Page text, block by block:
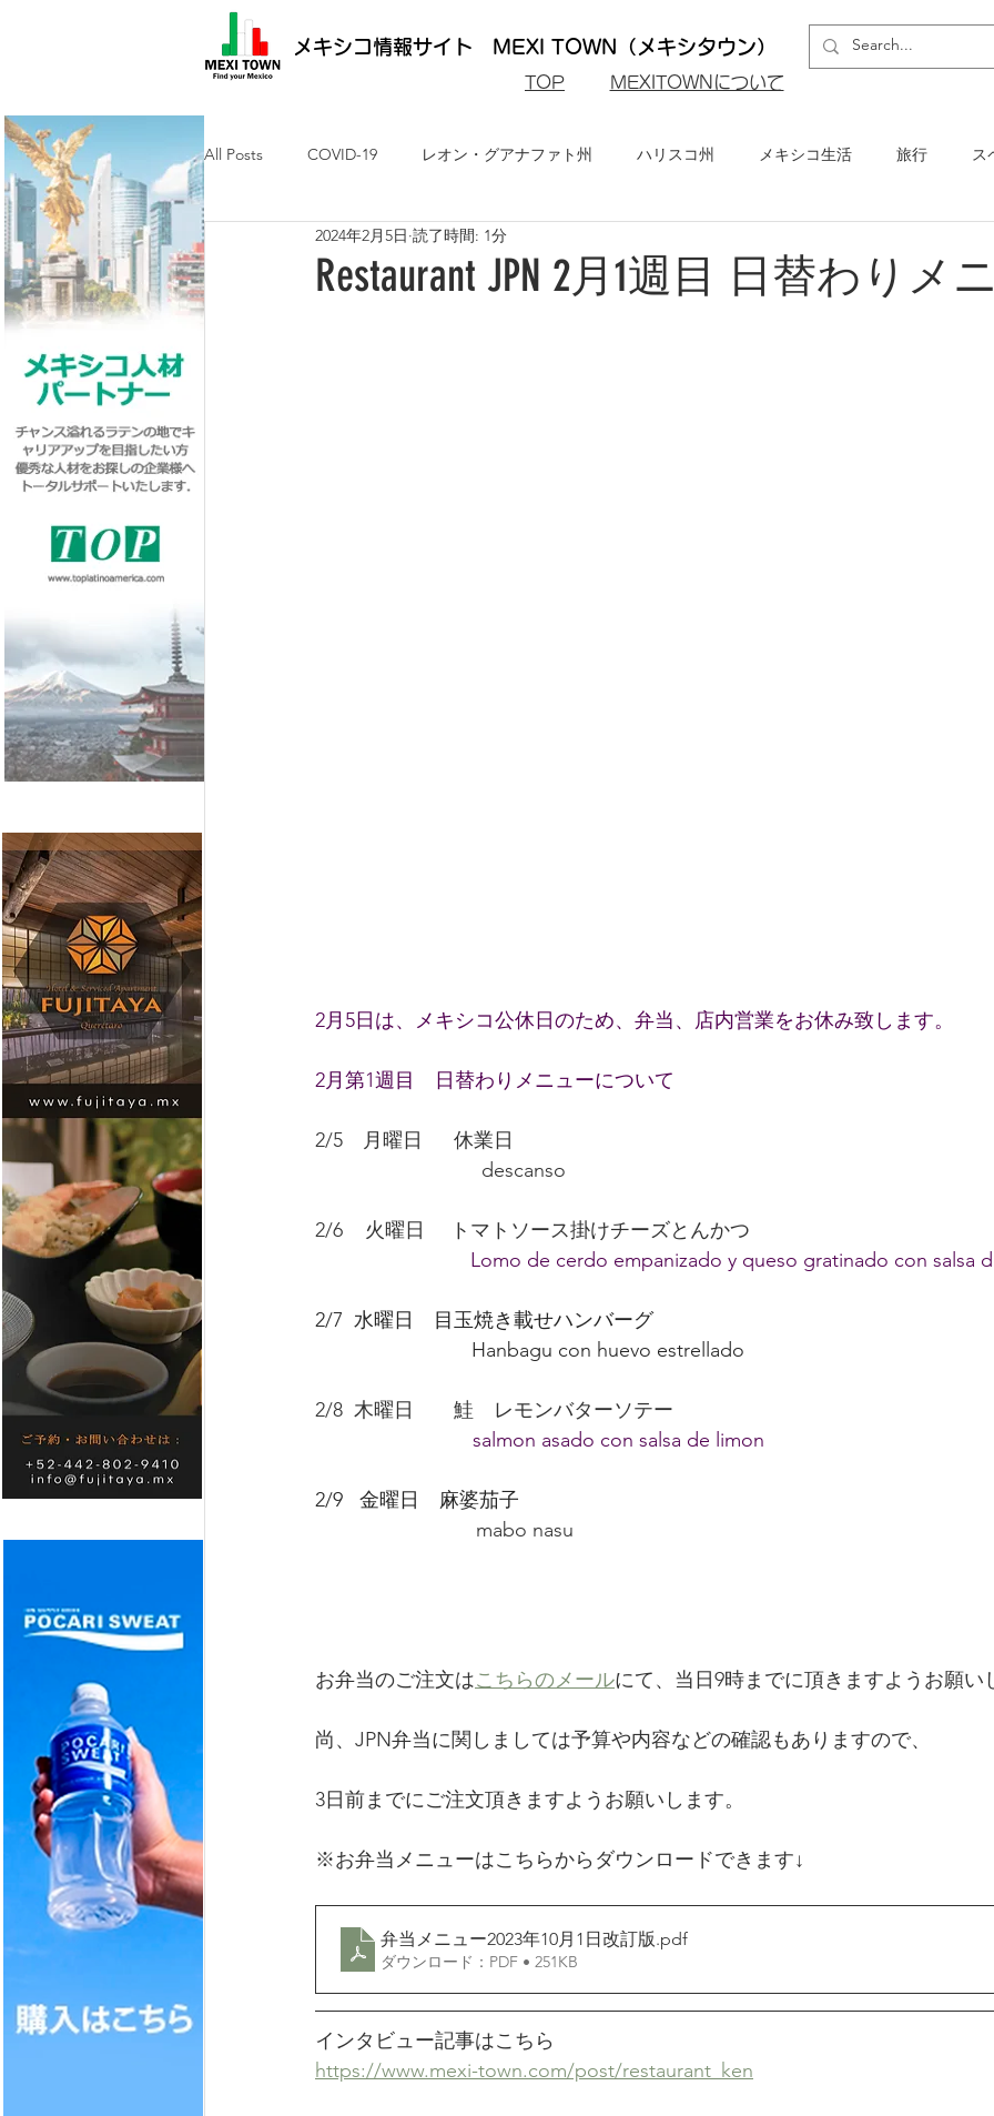
メキシコ情報サイト MEXI TOWN（メキシタウン）
​TOP MEXITOWNについて
All Posts COVID-19 レオン・グアナファト州 ハリスコ州 メキシコ生活 旅行 ス
メキシコ最新ニュース ケレタロ州
Restaurant JPN 2月1週目 日替わりメ
2024年2月5日 読了時間: 1分
2月5日は、メキシコ公休日のため、弁当、店内営業をお休み致します。
2月第1週目　日替わりメニューについて
2/5　月曜日　  休業日
descanso
2/6    火曜日　 トマトソース掛けチーズとんかつ
Lomo de cerdo empanizado y queso gratinado con salsa de
2/7  水曜日　目玉焼き載せハンバーグ
  　　　　　　　 Hanbagu con huevo estrellado
2/8  木曜日　　鮭　レモンバターソテー
salmon asado con salsa de limon
2/9   金曜日　麻婆茄子
mabo nasu
お弁当のご注文はこちらのメールにて、当日9時までに頂きますようお願い
尚、JPN弁当に関しましては予算や内容などの確認もありますので、
3日前までにご注文頂きますようお願いします。
※お弁当メニューはこちらからダウンロードできます↓
弁当メニュー2023年10月1日改訂版.pdf
ダウンロード：PDF • 251KB
インタビュー記事はこちら
https://www.mexi-town.com/post/restaurant_ken